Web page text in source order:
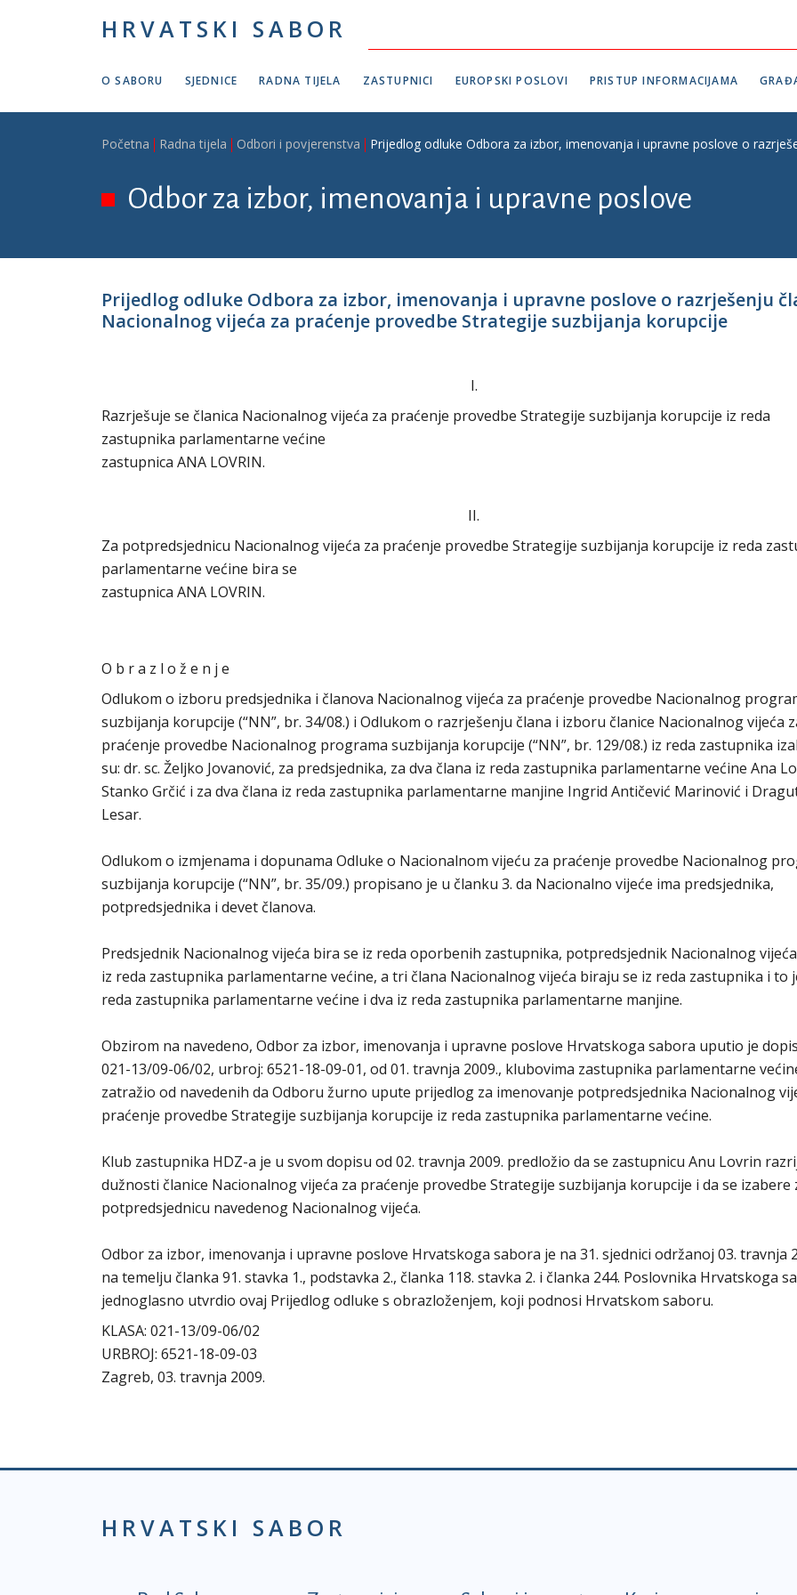
HRVATSKI SABOR
O SABORU SJEDNICE RADNA TIJELA ZASTUPNICI EUROPSKI POSLOVI PRISTUP INFORMACIJAMA
Breadcrumb
Početna Radna tijela Odbori i povjerenstva Prijedlog odluke Odbora za izbor, imenovanja i upravne poslove o
Odbor za izbor, imenovanja i upravne poslove
Prijedlog odluke Odbora za izbor, imenovanja i upravne poslove o razrješenju
Nacionalnog vijeća za praćenje provedbe Strategije suzbijanja korupcije
I.
Razrješuje se članica Nacionalnog vijeća za praćenje provedbe Strategije suzbijanja korupcije iz reda
zastupnika parlamentarne većine
zastupnica ANA LOVRIN.
II.
Za potpredsjednicu Nacionalnog vijeća za praćenje provedbe Strategije suzbijanja korupcije iz reda
parlamentarne većine bira se
zastupnica ANA LOVRIN.
O b r a z l o ž e n j e
Odlukom o izboru predsjednika i članova Nacionalnog vijeća za praćenje provedbe Nacionalnog
suzbijanja korupcije (“NN”, br. 34/08.) i Odlukom o razrješenju člana i izboru članice Nacionalnog vijeća
praćenje provedbe Nacionalnog programa suzbijanja korupcije (“NN”, br. 129/08.) iz reda zastupnika
su: dr. sc. Željko Jovanović, za predsjednika, za dva člana iz reda zastupnika parlamentarne većine Ana
Stanko Grčić i za dva člana iz reda zastupnika parlamentarne manjine Ingrid Antičević Marinović i
Lesar.
Odlukom o izmjenama i dopunama Odluke o Nacionalnom vijeću za praćenje provedbe Nacionalnog
suzbijanja korupcije (“NN”, br. 35/09.) propisano je u članku 3. da Nacionalno vijeće ima predsjednika,
potpredsjednika i devet članova.
Predsjednik Nacionalnog vijeća bira se iz reda oporbenih zastupnika, potpredsjednik Nacionalnog
iz reda zastupnika parlamentarne većine, a tri člana Nacionalnog vijeća biraju se iz reda zastupnika i to
reda zastupnika parlamentarne većine i dva iz reda zastupnika parlamentarne manjine.
Obzirom na navedeno, Odbor za izbor, imenovanja i upravne poslove Hrvatskoga sabora uputio je
021-13/09-06/02, urbroj: 6521-18-09-01, od 01. travnja 2009., klubovima zastupnika parlamentarne
zatražio od navedenih da Odboru žurno upute prijedlog za imenovanje potpredsjednika Nacionalnog
praćenje provedbe Strategije suzbijanja korupcije iz reda zastupnika parlamentarne većine.
Klub zastupnika HDZ-a je u svom dopisu od 02. travnja 2009. predložio da se zastupnicu Anu Lovrin
dužnosti članice Nacionalnog vijeća za praćenje provedbe Strategije suzbijanja korupcije i da se izabere
potpredsjednicu navedenog Nacionalnog vijeća.
Odbor za izbor, imenovanja i upravne poslove Hrvatskoga sabora je na 31. sjednici održanoj 03. travnja
na temelju članka 91. stavka 1., podstavka 2., članka 118. stavka 2. i članka 244. Poslovnika Hrvatskoga
jednoglasno utvrdio ovaj Prijedlog odluke s obrazloženjem, koji podnosi Hrvatskom saboru.
KLASA: 021-13/09-06/02
URBROJ: 6521-18-09-03
Zagreb, 03. travnja 2009.
HRVATSKI SABOR